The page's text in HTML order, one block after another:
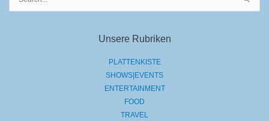
Unsere Rubriken
PLATTENKISTE
SHOWS|EVENTS
ENTERTAINMENT
FOOD
TRAVEL